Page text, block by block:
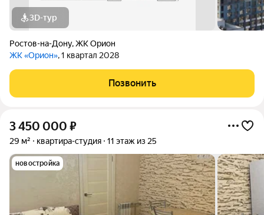
3D-тур
Ростов-на-Дону,ЖК Орион
ЖК «Орион», 1 квартал 2028
Позвонить
3 450 000 ₽
29 м² квартира-студия 11 этаж из 25
новостройка